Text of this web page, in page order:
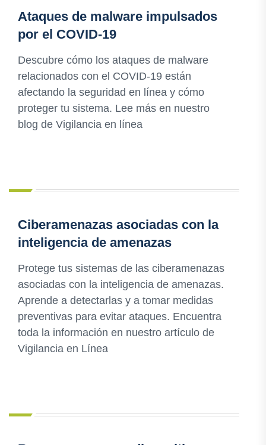
Ataques de malware impulsados
por el COVID-19
Descubre cómo los ataques de malware
relacionados con el COVID-19 están
afectando la seguridad en línea y cómo
proteger tu sistema. Lee más en nuestro
blog de Vigilancia en línea
Ciberamenazas asociadas con la
inteligencia de amenazas
Protege tus sistemas de las ciberamenazas
asociadas con la inteligencia de amenazas.
Aprende a detectarlas y a tomar medidas
preventivas para evitar ataques. Encuentra
toda la información en nuestro artículo de
Vigilancia en Línea